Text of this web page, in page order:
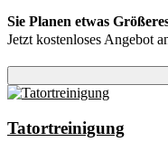
Sie Planen etwas
Jetzt kostenloses Angebot
Tatortreinigung